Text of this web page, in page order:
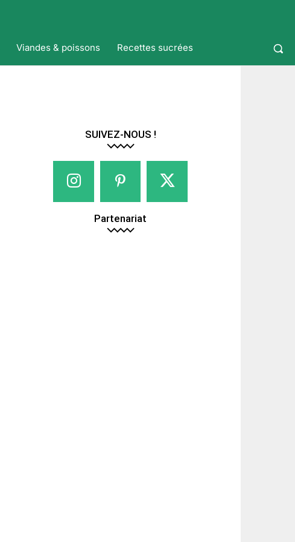
Viandes & poissons Recettes sucrées
SUIVEZ-NOUS !
Partenariat